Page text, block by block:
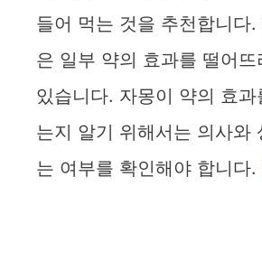
들어 먹는 것을 추천합니다
은 일부 약의 효과를 떨어뜨
있습니다. 자몽이 약의 효과
는지 알기 위해서는 의사와
는 여부를 확인해야 합니다.